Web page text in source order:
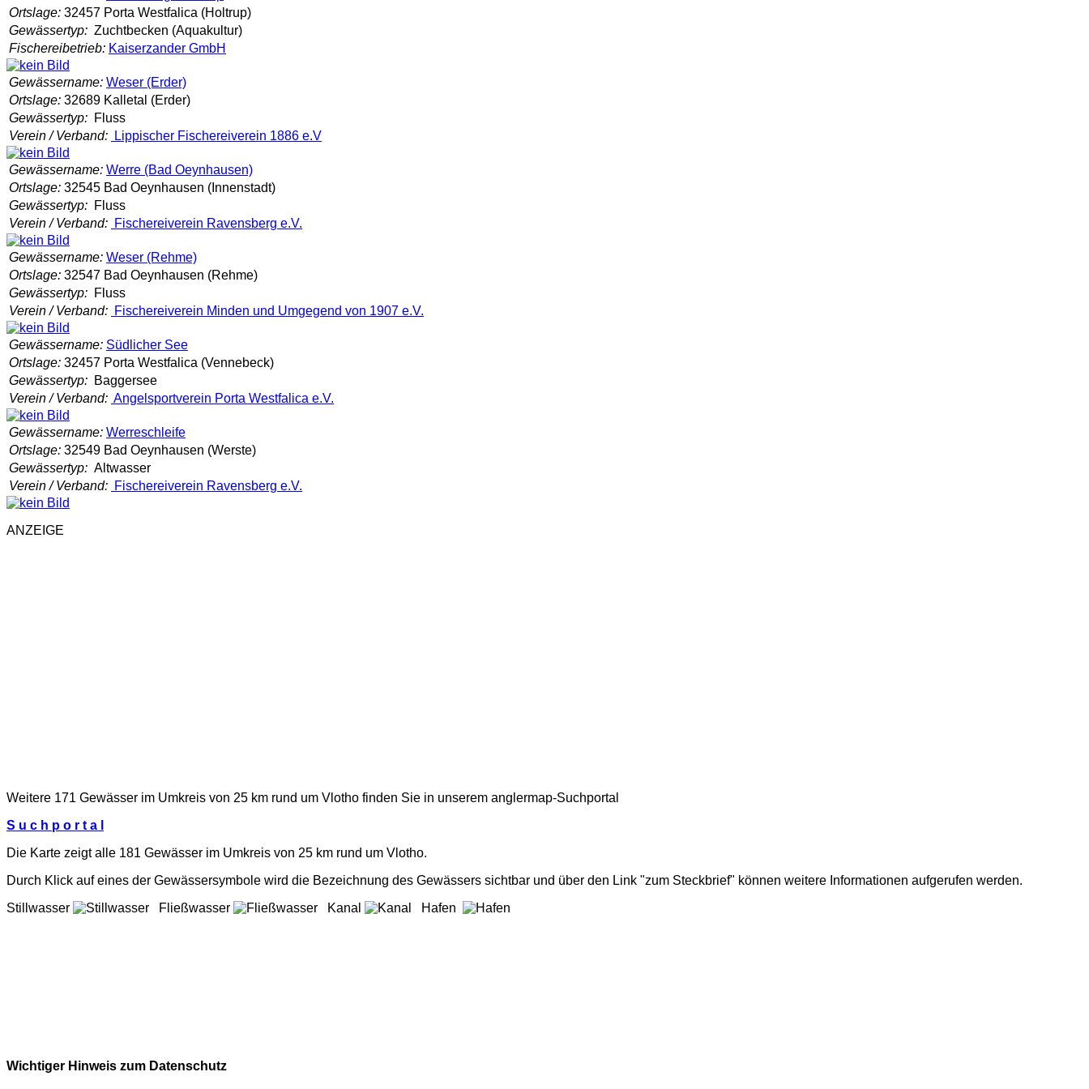
Ortslage: 32457 Porta Westfalica (Holtrup)
Gewässertyp: Zuchtbecken (Aquakultur)
Fischereibetrieb: Kaiserzander GmbH
Gewässername: Weser (Erder)
Ortslage: 32689 Kalletal (Erder)
Gewässertyp: Fluss
Verein / Verband:
Lippischer Fischereiverein 1886 e.V
Gewässername: Werre (Bad Oeynhausen)
Ortslage: 32545 Bad Oeynhausen (Innenstadt)
Gewässertyp: Fluss
Verein / Verband: Fischereiverein Ravensberg e.V.
Gewässername: Weser (Rehme)
Ortslage: 32547 Bad Oeynhausen (Rehme)
Gewässertyp: Fluss
Verein / Verband: Fischereiverein Minden und Umgegend von 1907 e.V.
Gewässername: Südlicher See
Ortslage: 32457 Porta Westfalica (Vennebeck)
Gewässertyp: Baggersee
Verein / Verband: Angelsportverein Porta Westfalica e.V.
Gewässername: Werreschleife
Ortslage: 32549 Bad Oeynhausen (Werste)
Gewässertyp: Altwasser
Verein / Verband: Fischereiverein Ravensberg e.V.
ANZEIGE
Weitere 171 Gewässer im Umkreis von 25 km rund um Vlotho finden Sie in unserem anglermap-Suchportal
S u c h p o r t a l
Die Karte zeigt alle 181 Gewässer im Umkreis von 25 km rund um Vlotho.
Durch Klick auf eines der Gewässersymbole wird die Bezeichnung des Gewässers sichtbar und über den Link "zum Steckbrief" können weitere Informationen aufgerufen werden.
Stillwasser
Fließwasser Kanal Hafen
Wichtiger Hinweis zum Datenschutz